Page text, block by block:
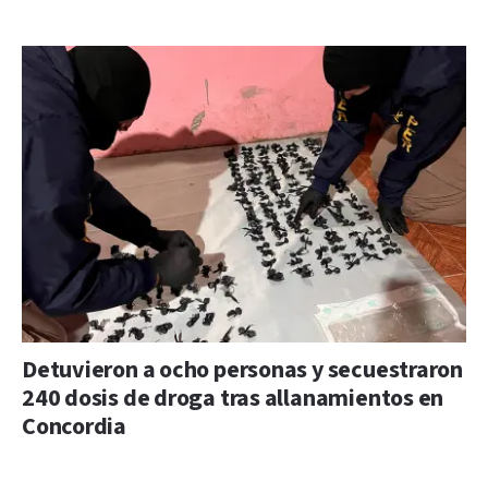
Detuvieron a ocho personas y secuestraron
240 dosis de droga tras allanamientos en
Concordia